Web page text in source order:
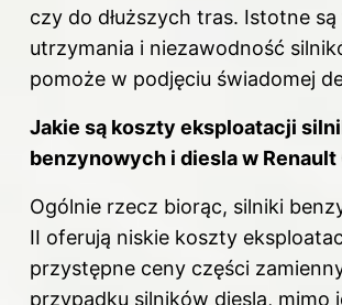
czy do dłuższych tras. Istotne
utrzymania i niezawodność
pomoże w podjęciu świadomej
Jakie są koszty eksploatacji
benzynowych i diesla w Renault
Ogólnie rzecz biorąc, silniki
II oferują niskie koszty
przystępne ceny części
przypadku silników diesla, mimo